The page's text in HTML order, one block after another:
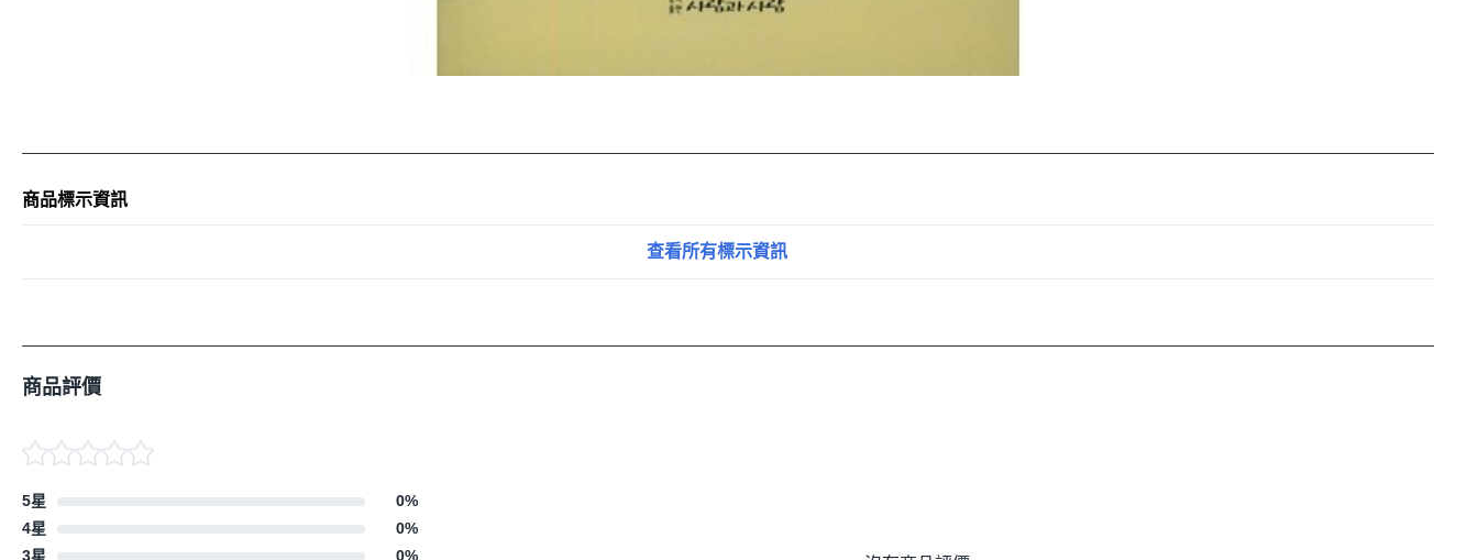
商品標示資訊
查看所有標示資訊
商品評價
5星 0%
4星
0%
3星
0%